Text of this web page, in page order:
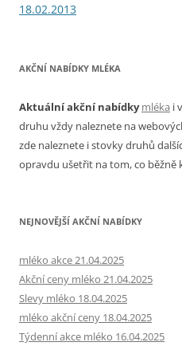
pro
18.02.2013
AKČNÍ NABÍDKY MLÉKA
Aktuální akční nabídky mléka i
druhu vždy naleznete na
zde naleznete i stovky druhů
opravdu ušetřit na tom, co běžně
NEJNOVĚJŠÍ AKČNÍ NABÍDKY
mléko akce 21.04.2025
Akční ceny mléko 21.04.2025
Slevy mléko 18.04.2025
mléko akční ceny 18.04.2025
Týdenní akce mléko 16.04.2025